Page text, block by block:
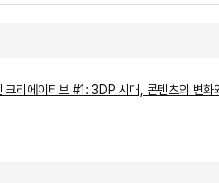
리에이티브 #1: 3DP 시대, 콘텐츠의 변화